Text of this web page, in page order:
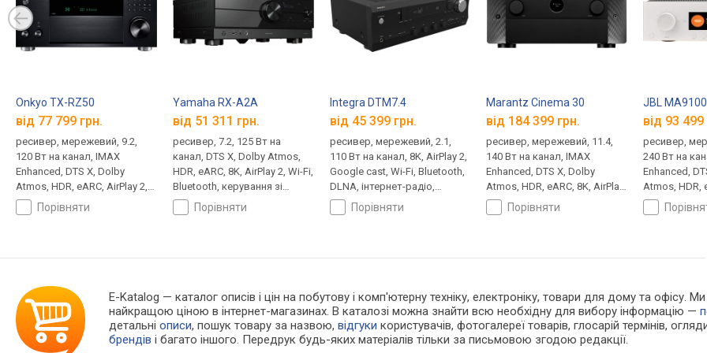
Onkyo TX-RZ50
від 77 799 грн.
ресивер, мережевий, 9.2,
120 Вт на канал, IMAX
Enhanced, DTS X, Dolby
Atmos, HDR, eARC, AirPlay 2,
Google cast, Wi-Fi, Bluetooth,
DLNA, інтернет-радіо,
порівняти
Yamaha RX-A2A
від 51 311 грн.
ресивер, 7.2, 125 Вт на
канал, DTS X, Dolby Atmos,
HDR, eARC, 8K, AirPlay 2, Wi-Fi,
Bluetooth, керування зі
смартфона, 3 RCA, 7 HDMI,
1 optical
порівняти
Integra DTM7.4
від 45 399 грн.
ресивер, мережевий, 2.1,
110 Вт на канал, 8K, AirPlay 2,
Google cast, Wi-Fi, Bluetooth,
DLNA, інтернет-радіо,
Amazon Music, Deezer,
SoundCloud, Spotify, TIDAL,
порівняти
Marantz Cinema 30
від 184 399 грн.
ресивер, мережевий, 11.4,
140 Вт на канал, IMAX
Enhanced, DTS X, Dolby
Atmos, HDR, eARC, 8K, AirPlay
2, Wi-Fi, Bluetooth, інтернет-
радіо, Amazon Music, Deezer,
голосовий асистент, 6 RCA,
порівняти
JBL
від 93 499
ресивер,
240 Вт на
Enhanced,
Atmos, HDR,
2, Google
Bluetooth,
E-Katalog — каталог описів і цін на побутову і комп'ютерну техніку, електроніку, товари для дому та
найкращою ціною в інтернет-магазинах. В каталозі можна знайти всю необхідну для вибору інформацію —
детальніописи, пошук товару за назвою,відгуки користувачів, фотогалереї товарів, глосарій термінів,
брендів і багато іншого. Передрук будь-яких матеріалів тільки за письмовою згодою редакції.